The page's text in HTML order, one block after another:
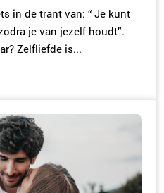
in de trant van: “ Je kunt
je van jezelf houdt”.
Zelfliefde is...